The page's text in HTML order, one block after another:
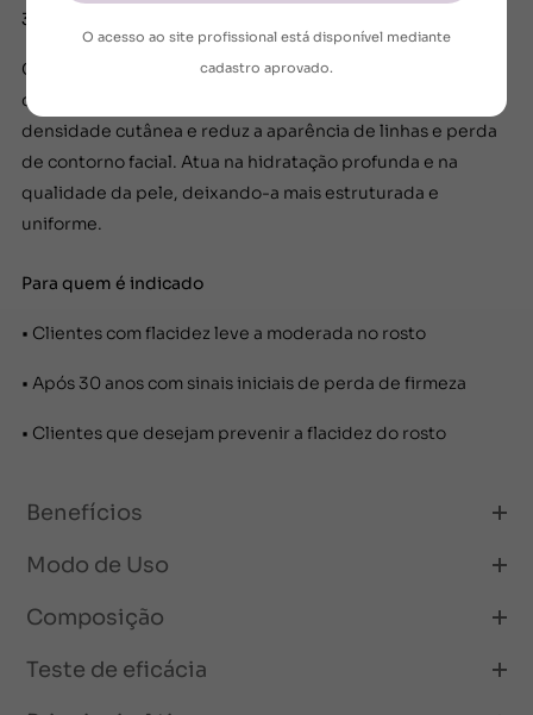
3. Creme Anti-Idade Reverse AH10
Creme facial com ação intensiva na firmeza e elasticidade
da pele. Estimula a produção de colágeno, melhora a
densidade cutânea e reduz a aparência de linhas e perda
de contorno facial. Atua na hidratação profunda e na
qualidade da pele, deixando-a mais estruturada e
uniforme.
Para quem é indicado
• Clientes com flacidez leve a moderada no rosto
• Após 30 anos com sinais iniciais de perda de firmeza
• Clientes que desejam prevenir a flacidez do rosto
Benefícios
• Estimula a produção de colágeno
• Melhora a firmeza e elasticidade
• Atua na flacidez do rosto, colo e pescoço
Modo de Uso
Manhã e noite
1. Aplicar o Sabonete Facial Gluco+ sobre a pele úmida do
Composição
Gluco+ Sabonete Facial
Aqua, Gluconolactone, Sodium Laureth Sulfate, Glycerin,
Teste de eficácia
O acesso ao site profissional está disponível mediante
cadastro aprovado.